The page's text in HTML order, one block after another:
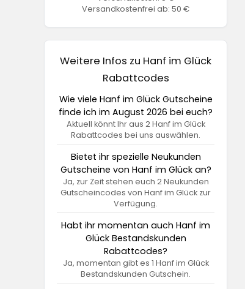
Versandkostenfrei ab: 50 €
Weitere Infos zu Hanf im Glück
Rabattcodes
Wie viele Hanf im Glück Gutscheine
finde ich im August 2026 bei euch?
Aktuell könnt Ihr aus 2 Hanf im Glück
Rabattcodes bei uns auswählen.
Bietet ihr spezielle Neukunden
Gutscheine von Hanf im Glück an?
Ja, zur Zeit stehen euch 2 Neukunden
Gutscheincodes von Hanf im Glück zur
Verfügung.
Habt ihr momentan auch Hanf im
Glück Bestandskunden
Rabattcodes?
Ja, momentan gibt es 1 Hanf im Glück
Bestandskunden Gutschein.